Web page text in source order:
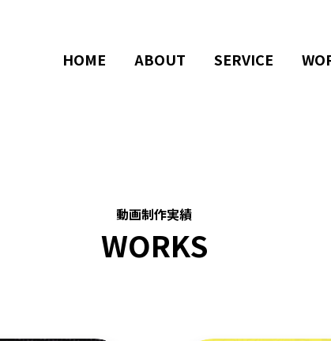
HOME ABOUT SERVICE
動画制作実績
WORKS